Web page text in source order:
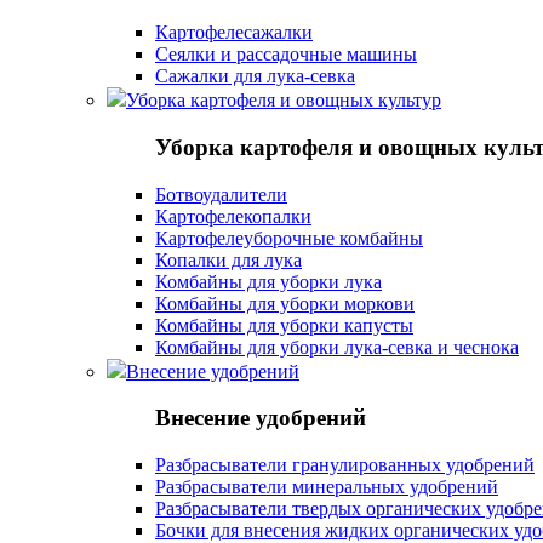
Картофелесажалки
Сеялки и рассадочные машины
Сажалки для лука-севка
Уборка картофеля и овощных культур
Уборка картофеля и овощных
Ботвоудалители
Картофелекопалки
Картофелеуборочные комбайны
Копалки для лука
Комбайны для уборки лука
Комбайны для уборки моркови
Комбайны для уборки капусты
Комбайны для уборки лука-севка и чеснока
Внесение удобрений
Внесение удобрений
Разбрасыватели гранулированных удобрений
Разбрасыватели минеральных удобрений
Разбрасыватели твердых органических
Бочки для внесения жидких органических